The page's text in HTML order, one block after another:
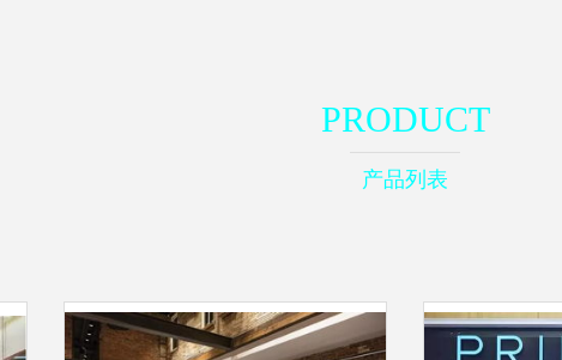
PRODUCT
产品列表